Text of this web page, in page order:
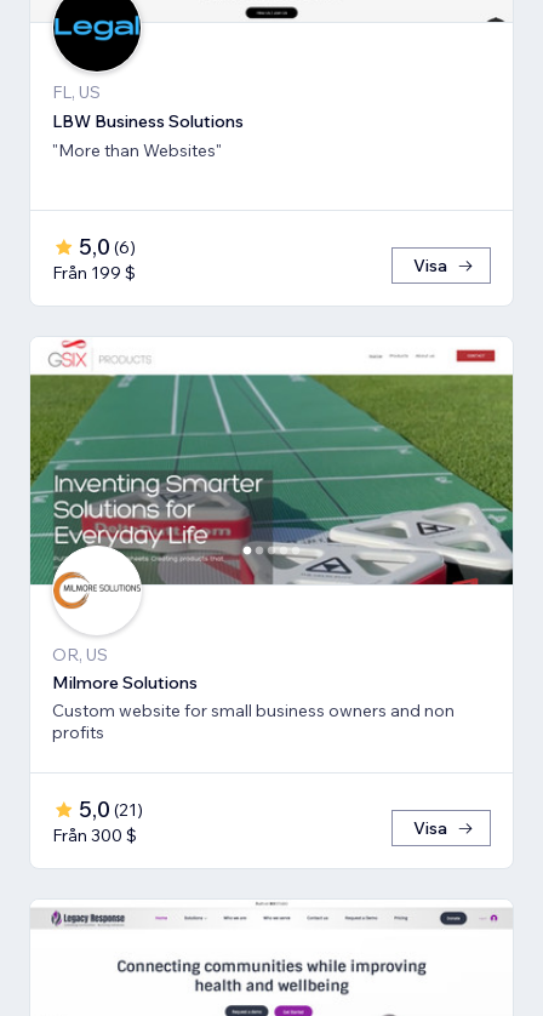
FL, US
LBW Business Solutions
"More than Websites"
5,0 (6)
Från 199 $
Visa
OR, US
Milmore Solutions
Custom website for small business owners and non
profits
5,0 (21)
Från 300 $
Visa